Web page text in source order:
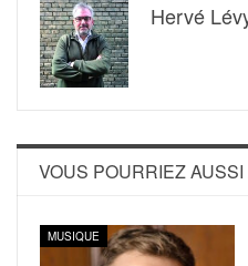
Hervé
VOUS POURRIEZ
MUSIQUE